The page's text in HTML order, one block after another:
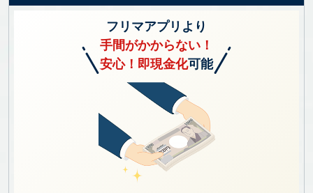
フリマアプリより
手間がかからない！
安心！即現金化可能